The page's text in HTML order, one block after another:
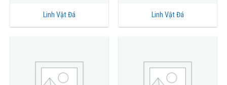
Linh Vật Đá Linh Vật Đá